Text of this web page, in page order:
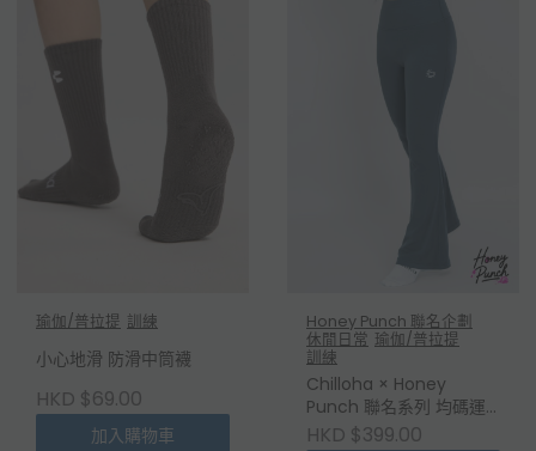
瑜伽/普拉提 訓練
小心地滑 防滑中筒襪
HKD $69.00
加入購物車
Honey Punch 聯名企劃
休閒日常 瑜伽/普拉提
訓練
Chilloha × Honey
Punch 聯名系列 均碼運
動喇叭褲
HKD $399.00